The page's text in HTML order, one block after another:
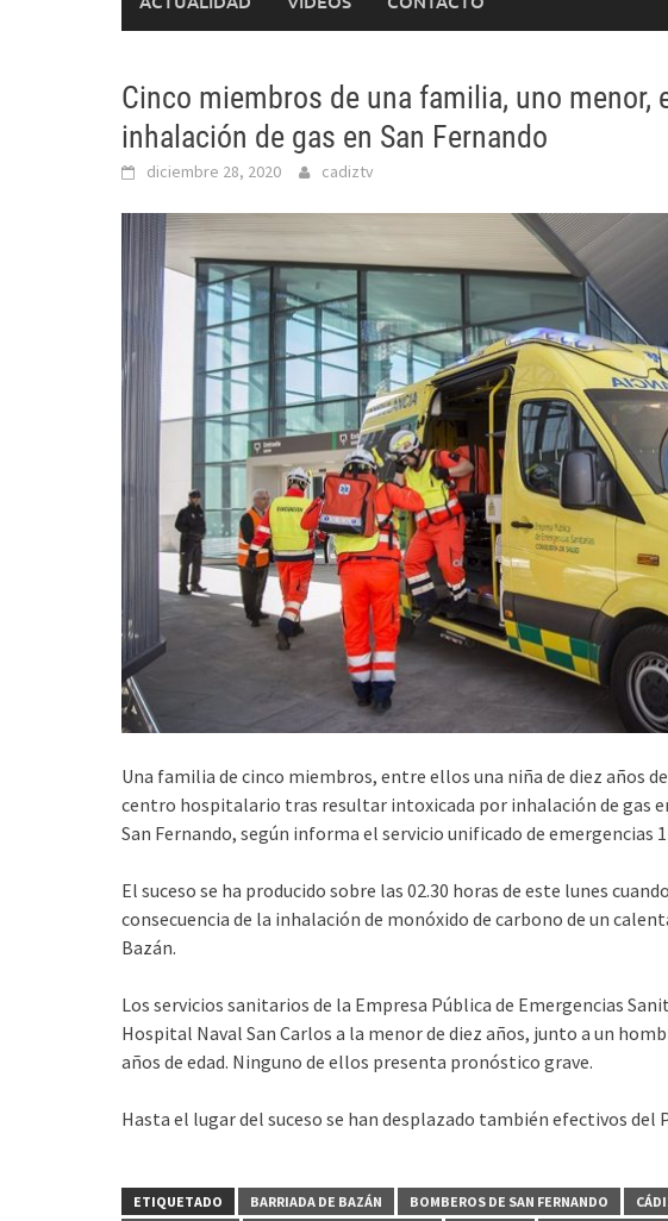
Cinco miembros de una familia, uno menor,
inhalación de gas en San Fernando
diciembre 28, 2020 cadiztv
Una familia de cinco miembros, entre ellos una niña de diez años
centro hospitalario tras resultar intoxicada por inhalación de gas
San Fernando, según informa el servicio unificado de emergencias
El suceso se ha producido sobre las 02.30 horas de este lunes
consecuencia de la inhalación de monóxido de carbono de un
Bazán.
Los servicios sanitarios de la Empresa Pública de Emergencias
Hospital Naval San Carlos a la menor de diez años, junto a un
años de edad. Ninguno de ellos presenta pronóstico grave.
Hasta el lugar del suceso se han desplazado también efectivos del
ETIQUETADO BARRIADA DE BAZÁN BOMBEROS DE SAN FERNANDO